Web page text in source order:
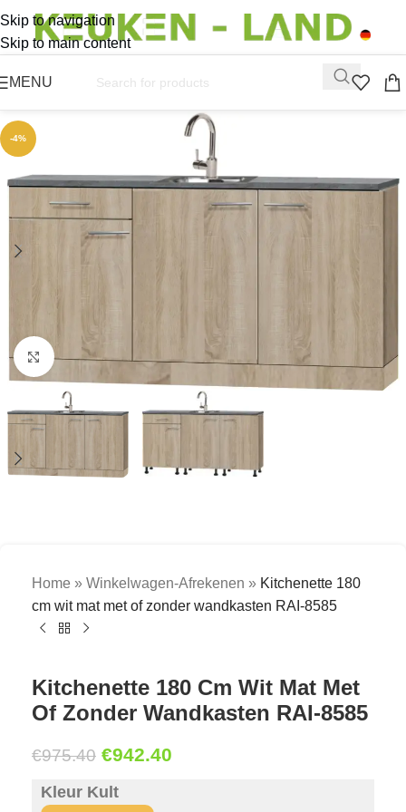
Skip to navigation
Skip to main content
MENU
-4%
Click to enlarge
Home » Winkelwagen-Afrekenen » Kitchenette 180
cm wit mat met of zonder wandkasten RAI-8585
Kitchenette 180 Cm Wit Mat Met
Of Zonder Wandkasten RAI-8585
€975.40 €942.40
Kleur Kult